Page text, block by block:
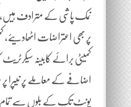
نمک پاشی کے مترادف ہیں،
پر بھی اعتراضات اٹھادیئے،
کمیٹی برائے کابینہ
یونٹ تک کے بلوں سے تمام